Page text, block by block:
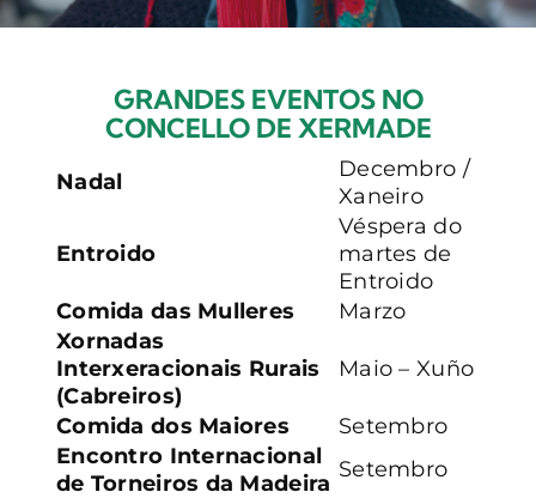
NOVAS
AVISOS HABITUAIS
CONTACTO
GRANDES EVENTOS NO
CONCELLO DE XERMADE
Nadal
Decembro /
Xaneiro
Entroido
Véspera do
martes de
Entroido
Comida das Mulleres
Marzo
Xornadas
Interxeracionais Rurais
(Cabreiros)
Maio – Xuño
Comida dos Maiores
Setembro
Encontro Internacional
de Torneiros da Madeira
Setembro